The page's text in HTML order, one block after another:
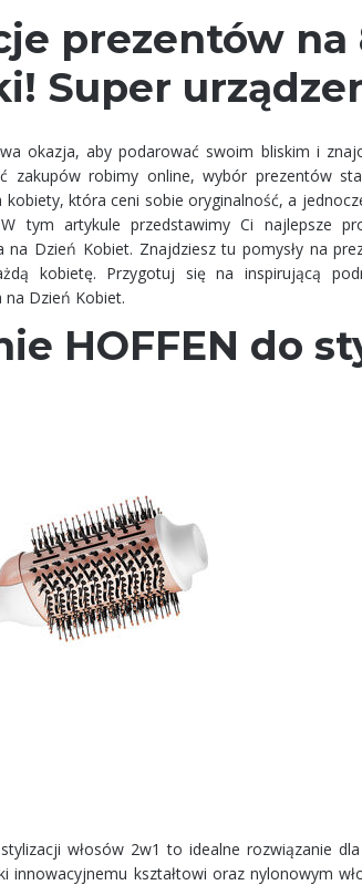
prezentów na
Super
okazja, aby podarować swoim bliskim i
zakupów robimy online, wybór prezentów
kobiety, która ceni sobie oryginalność, a
tym artykule przedstawimy Ci najlepsze
na Dzień Kobiet. Znajdziesz tu pomysły na
kobietę. Przygotuj się na inspirującą
na Dzień Kobiet.
HOFFEN do
włosów 2w1 to idealne rozwiązanie
innowacyjnemu kształtowi oraz nylonowym